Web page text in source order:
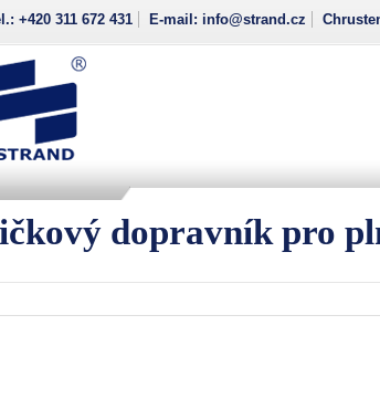
content
content
+420 311 672 431 E-mail: info@strand.cz
dopravník pro